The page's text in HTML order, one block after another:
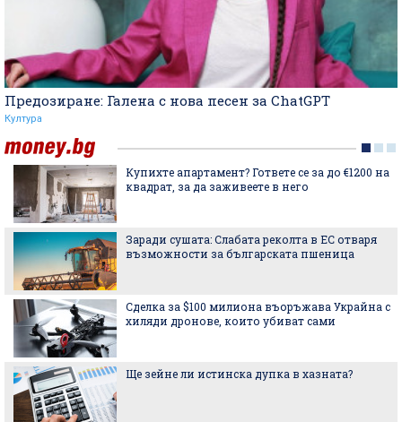
Предозиране: Галена с нова песен за ChatGPT
Култура
Купихте апартамент? Гответе се за до €1200 на
квадрат, за да заживеете в него
Заради сушата: Слабата реколта в ЕС отваря
възможности за българската пшеница
Сделка за $100 милиона въоръжава Украйна с
хиляди дронове, които убиват сами
Ще зейне ли истинска дупка в хазната?